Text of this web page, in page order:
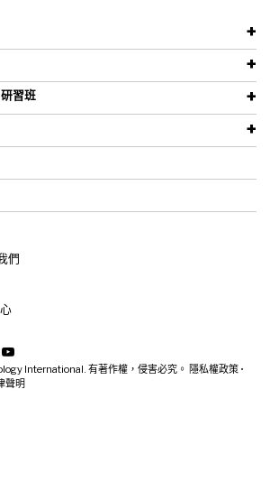
習班
們
International. 有著作權，侵害必究。 隱私權政策 •
聲明